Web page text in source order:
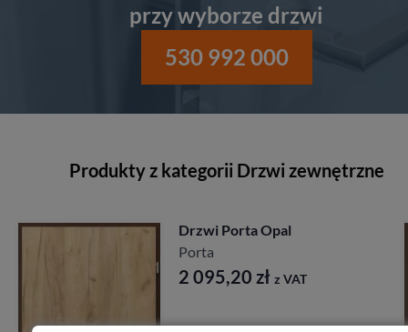
przy wyborze drzwi
530 992 000
Produkty z kategorii Drzwi zewnętrzne
Drzwi Porta
Porta